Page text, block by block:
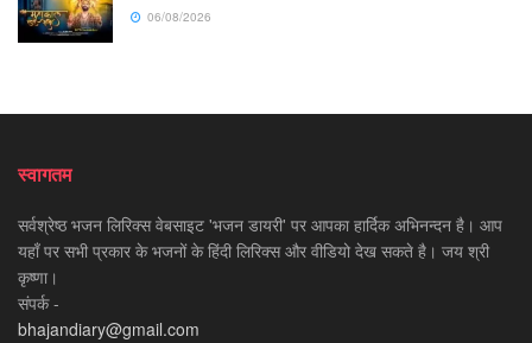
06/08/2026
स्वागतम
सर्वश्रेष्ठ भजन लिरिक्स वेबसाइट 'भजन डायरी' पर आपका हार्दिक अभिनन्दन है। आप
यहाँ पर सभी प्रकार के भजनों के हिंदी लिरिक्स और वीडियो देख सकते है। जय श्री
कृष्णा।
संपर्क -
bhajandiary@gmail.com